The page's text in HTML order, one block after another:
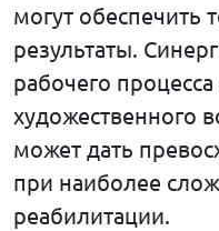
могут обеспечить
результаты.
рабочего процесса
художественного
может дать
при наиболее
реабилитации.